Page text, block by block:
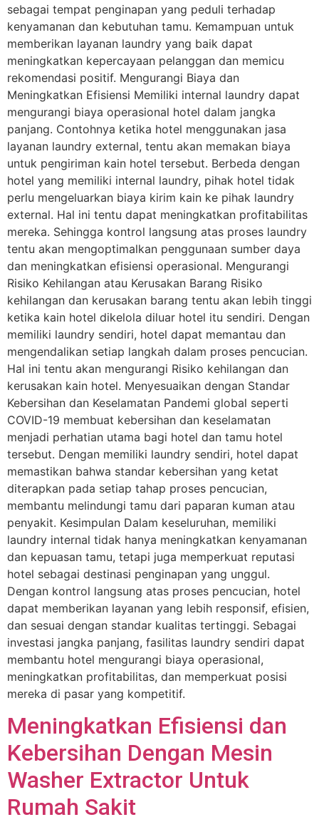
sebagai tempat penginapan yang peduli terhadap
kenyamanan dan kebutuhan tamu. Kemampuan untuk
memberikan layanan laundry yang baik dapat
meningkatkan kepercayaan pelanggan dan memicu
rekomendasi positif. Mengurangi Biaya dan
Meningkatkan Efisiensi Memiliki internal laundry dapat
mengurangi biaya operasional hotel dalam jangka
panjang. Contohnya ketika hotel menggunakan jasa
layanan laundry external, tentu akan memakan biaya
untuk pengiriman kain hotel tersebut. Berbeda dengan
hotel yang memiliki internal laundry, pihak hotel tidak
perlu mengeluarkan biaya kirim kain ke pihak laundry
external. Hal ini tentu dapat meningkatkan profitabilitas
mereka. Sehingga kontrol langsung atas proses laundry
tentu akan mengoptimalkan penggunaan sumber daya
dan meningkatkan efisiensi operasional. Mengurangi
Risiko Kehilangan atau Kerusakan Barang Risiko
kehilangan dan kerusakan barang tentu akan lebih tinggi
ketika kain hotel dikelola diluar hotel itu sendiri. Dengan
memiliki laundry sendiri, hotel dapat memantau dan
mengendalikan setiap langkah dalam proses pencucian.
Hal ini tentu akan mengurangi Risiko kehilangan dan
kerusakan kain hotel. Menyesuaikan dengan Standar
Kebersihan dan Keselamatan Pandemi global seperti
COVID-19 membuat kebersihan dan keselamatan
menjadi perhatian utama bagi hotel dan tamu hotel
tersebut. Dengan memiliki laundry sendiri, hotel dapat
memastikan bahwa standar kebersihan yang ketat
diterapkan pada setiap tahap proses pencucian,
membantu melindungi tamu dari paparan kuman atau
penyakit. Kesimpulan Dalam keseluruhan, memiliki
laundry internal tidak hanya meningkatkan kenyamanan
dan kepuasan tamu, tetapi juga memperkuat reputasi
hotel sebagai destinasi penginapan yang unggul.
Dengan kontrol langsung atas proses pencucian, hotel
dapat memberikan layanan yang lebih responsif, efisien,
dan sesuai dengan standar kualitas tertinggi. Sebagai
investasi jangka panjang, fasilitas laundry sendiri dapat
membantu hotel mengurangi biaya operasional,
meningkatkan profitabilitas, dan memperkuat posisi
mereka di pasar yang kompetitif.
Meningkatkan Efisiensi dan
Kebersihan Dengan Mesin
Washer Extractor Untuk
Rumah Sakit